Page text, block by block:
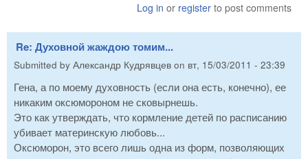
Log in or register to post comments
Re: Духовной жаждою томим...
Submitted by Александр Кудрявцев on вт, 15/03/2011 - 23:39
Гена, а по моему духовность (если она есть, конечно), ее
никаким оксюмороном не сковырнешь.
Это как утверждать, что кормление детей по расписанию
убивает материнскую любовь...
Оксюморон, это всего лишь одна из форм, позволяющих